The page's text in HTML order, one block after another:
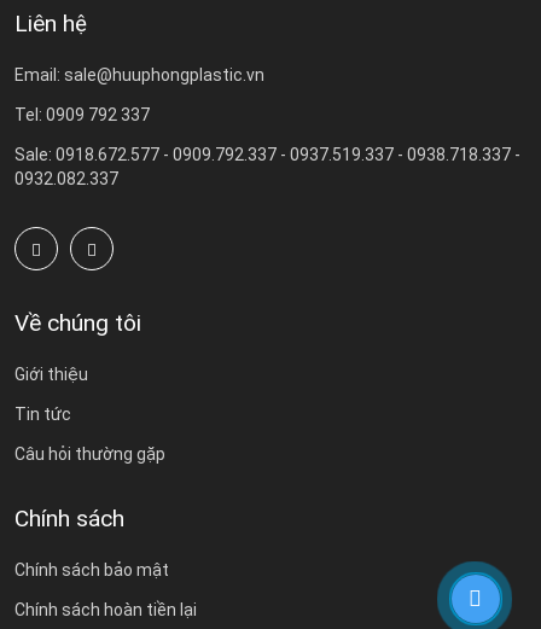
Liên hệ
Email: sale@huuphongplastic.vn
Tel: 0909 792 337
Sale: 0918.672.577 - 0909.792.337 - 0937.519.337 - 0938.718.337 -
0932.082.337
Về chúng tôi
Giới thiệu
Tin tức
Câu hỏi thường gặp
Chính sách
Chính sách bảo mật
Chính sách hoàn tiền lại